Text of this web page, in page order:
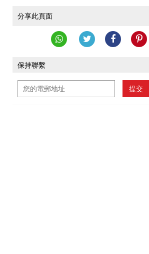
分享此頁面
保持聯繫
提交